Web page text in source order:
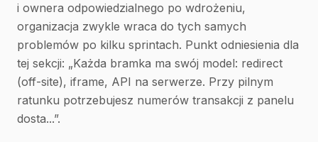
i ownera odpowiedzialnego po wdrożeniu,
organizacja zwykle wraca do tych samych
problemów po kilku sprintach. Punkt odniesienia dla
tej sekcji: „Każda bramka ma swój model: redirect
(off-site), iframe, API na serwerze. Przy pilnym
ratunku potrzebujesz numerów transakcji z panelu
dosta...”.